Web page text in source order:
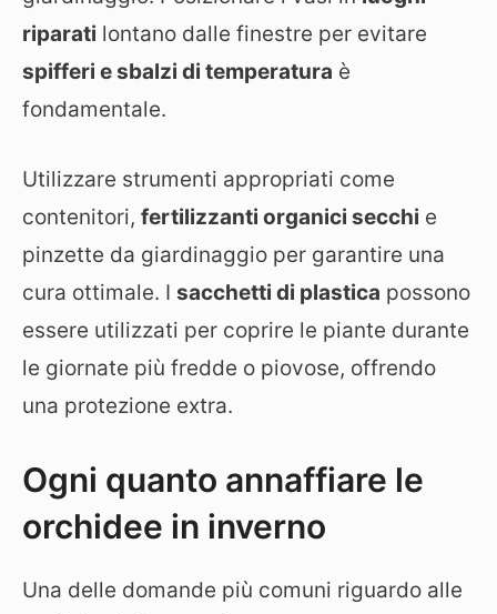
riparati lontano dalle finestre per evitare
spifferi e sbalzi di temperatura è
fondamentale.
Utilizzare strumenti appropriati come
contenitori, fertilizzanti organici secchi e
pinzette da giardinaggio per garantire una
cura ottimale. I sacchetti di plastica possono
essere utilizzati per coprire le piante durante
le giornate più fredde o piovose, offrendo
una protezione extra.
Ogni quanto annaffiare le
orchidee in inverno
Una delle domande più comuni riguardo alle